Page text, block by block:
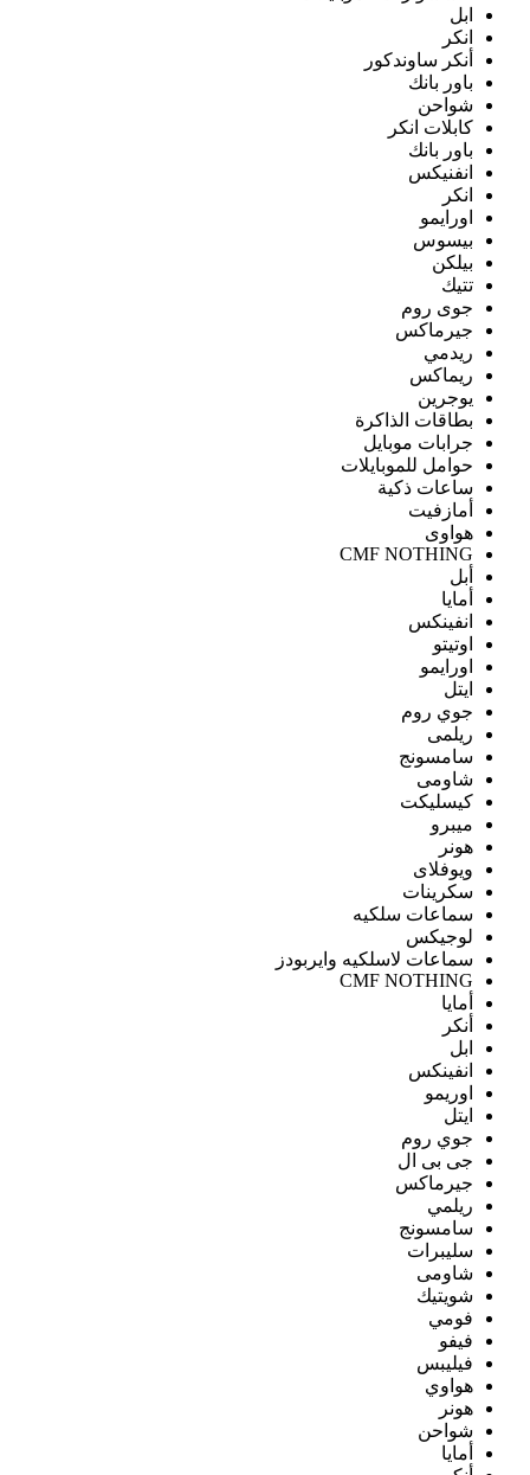
ابل
انكر
أنكر ساوندكور
باور بانك
شواحن
كابلات انكر
باور بانك
انفنيكس
انكر
اورايمو
بيسوس
بيلكن
تتيك
جوى روم
جيرماكس
ريدمي
ريماكس
يوجرين
بطاقات الذاكرة
جرابات موبايل
حوامل للموبايلات
ساعات ذكية
أمازفيت
هواوى
CMF NOTHING
أبل
أمايا
انفينكس
اوتيتو
اورايمو
ايتل
جوي روم
ريلمى
سامسونج
شاومى
كيسليكت
ميبرو
هونر
ويوفلاى
سكرينات
سماعات سلكيه
لوجيكس
سماعات لاسلكيه وايربودز
CMF NOTHING
أمايا
أنكر
ابل
انفينكس
اوريمو
ايتل
جوي روم
جى بى ال
جيرماكس
ريلمي
سامسونج
سليبرات
شاومى
شويتيك
فومي
فيفو
فيليبس
هواوي
هونر
شواحن
أمايا